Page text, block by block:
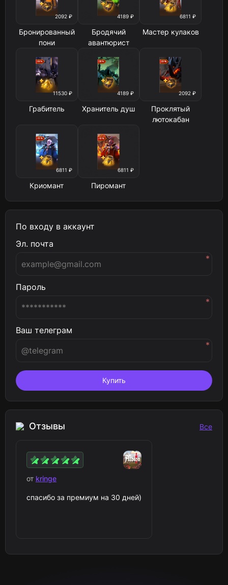
2092 ₽
Бронированный
пони
4189 ₽
Бродячий
авантюрист
6811 ₽
Мастер кулаков
11530 ₽
Грабитель
4189 ₽
Хранитель душ
2092 ₽
Проклятый
лютокабан
6811 ₽
Криомант
6811 ₽
Пиромант
По входу в аккаунт
Эл. почта
*
Пароль
*
Ваш телеграм
*
Купить
Отзывы Все
от kringe
спасибо за премиум на 30 дней)